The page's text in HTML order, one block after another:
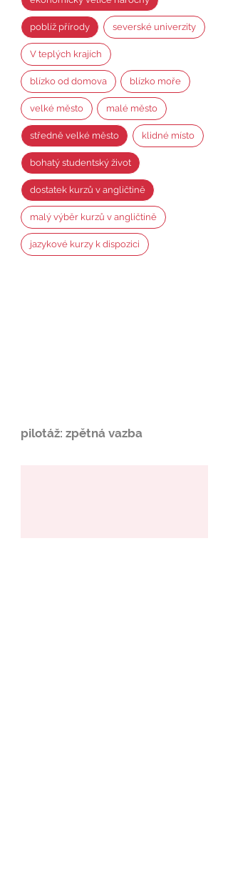
poblíž přírody severské univerzity
V teplých krajích
blízko od domova blízko moře
velké město malé město
středně velké město klidné místo
bohatý studentský život
dostatek kurzů v angličtině
malý výběr kurzů v angličtině
jazykové kurzy k dispozici
pilotáž: zpětná vazba